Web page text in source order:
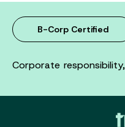
B-Corp Certified
Corporate